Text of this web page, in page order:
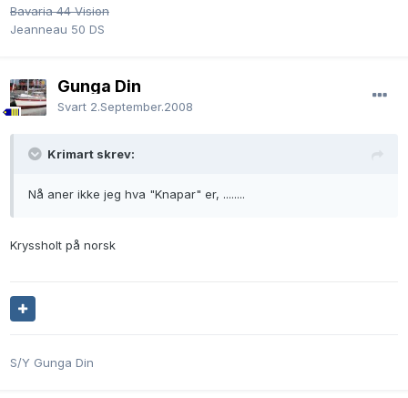
Bavaria 44 Vision
Jeanneau 50 DS
Gunga Din
Svart 2.September.2008
Krimart skrev:
Nå aner ikke jeg hva "Knapar" er, ........
Kryssholt på norsk
S/Y Gunga Din